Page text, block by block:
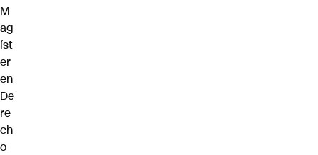
M
ag
íst
er
en
De
re
ch
o